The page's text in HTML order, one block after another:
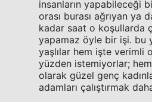
insanların yapabileceği
orası burası ağrıyan ya
kadar saat o koşullarda
yapamaz öyle bir işi. bu
yaşlılar hem işte verimli
yüzden istemiyorlar;
olarak güzel genç
adamları çalıştırmak